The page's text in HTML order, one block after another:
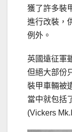
獲了許多裝
進行改裝，
例外。
英國遠征軍
但絕大部份
裝甲車輛被
當中就包括
(Vickers